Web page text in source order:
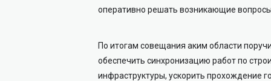
оперативно решать возникающие
По итогам совещания аким области
обеспечить синхронизацию работ по
инфраструктуры, ускорить прохождение